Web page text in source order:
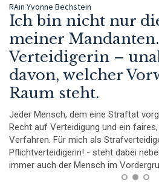
RAin Yvonne Bechstein
Ich bin nicht nur
meiner
Verteidigerin –
davon, welcher
Raum steht.
Jeder Mensch, dem eine Straftat
Recht auf Verteidigung und ein
Verfahren. Für mich als
Pflichtverteidigerin! - steht dabei
immer auch der Mensch im